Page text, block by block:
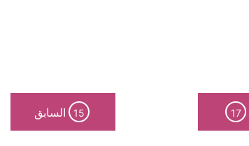
17
15 السابق